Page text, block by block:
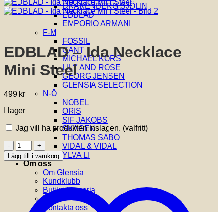
DRAKENBERG SJÖLIN
EDBLAD
EMPORIO ARMANI
F-M
FOSSIL
GANT
MICHAEL KORS
LILY AND ROSE
GEORG JENSEN
GLENSIA SELECTION
N-Ö
NOBEL
ORIS
SIF JAKOBS
SKAGEN
THOMAS SABO
VIDAL & VIDAL
YLVA LI
Om oss
Om Glensia
Kundklubb
Butik i Emporia
Villkor
Kontakta oss
EDBLAD – Ida Necklace
Mini Steel
499 kr
I lager
Jag vill ha produkten inslagen. (valfritt)
EDBLAD
-
Ida
Necklace
mängd
Lägg till i varukorg